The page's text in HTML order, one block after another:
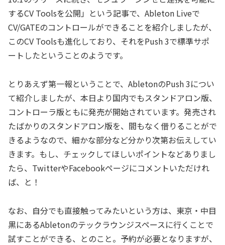
するCV Toolsを公開」という記事で、Ableton Liveで
CV/GATEのコントロールができることを紹介しましたが、
このCV Toolsも進化しており、それをPush 3で標準サポ
ートしたということのようです。
とりあえず第一報ということで、AbletonのPush 3につい
て紹介しましたが、本日より国内でもスタンドアロン版、
コントローラ版ともに発売が開始されています。発売され
たばかりのスタンドアロン版を、間もなく借りることがで
きるようなので、細かな部分など分かり次第お伝えしてい
きます。もし、チェックしてほしいポイントなどありまし
たら、TwitterやFacebookページにコメントいただけれ
ば、と！
なお、自分でも直接触ってみたいという方は、東京・中目
黒にあるAbletonのテックラウンジスペースに行くことで
試すことができる、とのこと。予約が必要となりますが、